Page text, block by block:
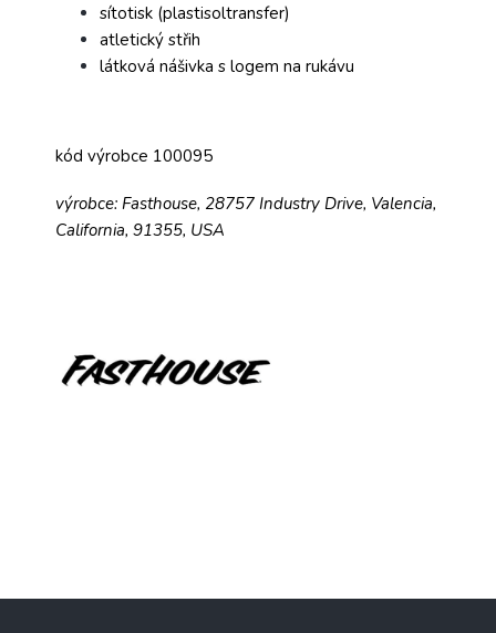
sítotisk (plastisoltransfer)
atletický střih
látková nášivka s logem na rukávu
kód výrobce 100095
výrobce: Fasthouse, 28757 Industry Drive, Valencia,
California, 91355, USA